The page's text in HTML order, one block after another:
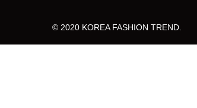
© 2020 KOREA FASHION TREND.